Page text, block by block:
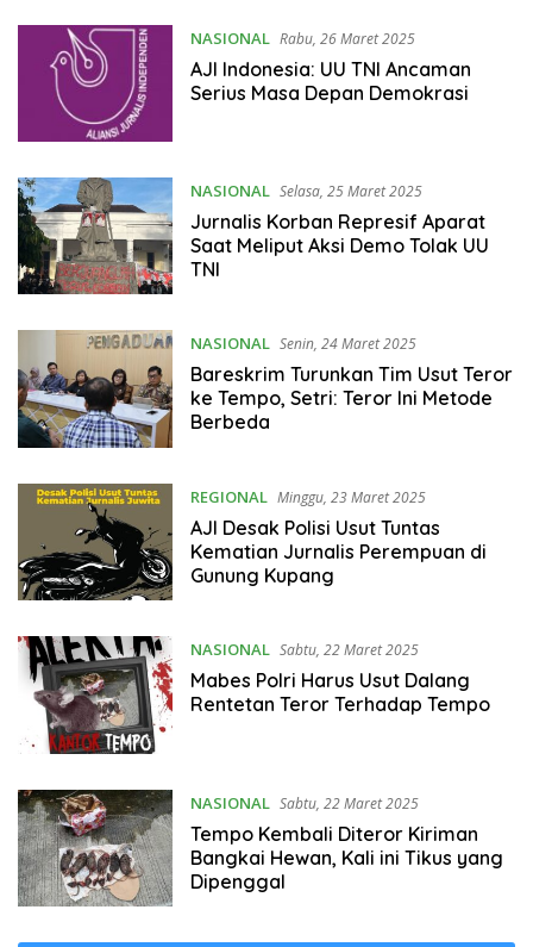
NASIONAL Rabu, 26 Maret 2025
AJI Indonesia: UU TNI Ancaman
Serius Masa Depan Demokrasi
NASIONAL Selasa, 25 Maret 2025
Jurnalis Korban Represif Aparat
Saat Meliput Aksi Demo Tolak UU
TNI
NASIONAL Senin, 24 Maret 2025
Bareskrim Turunkan Tim Usut Teror
ke Tempo, Setri: Teror Ini Metode
Berbeda
REGIONAL Minggu, 23 Maret 2025
AJI Desak Polisi Usut Tuntas
Kematian Jurnalis Perempuan di
Gunung Kupang
NASIONAL Sabtu, 22 Maret 2025
Mabes Polri Harus Usut Dalang
Rentetan Teror Terhadap Tempo
NASIONAL Sabtu, 22 Maret 2025
Tempo Kembali Diteror Kiriman
Bangkai Hewan, Kali ini Tikus yang
Dipenggal